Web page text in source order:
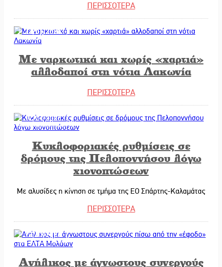
ΠΕΡΙΣΣΟΤΕΡΑ
12/01/2026
Με ναρκωτικά και χωρίς «χαρτιά»
αλλοδαποί στη νότια Λακωνία
ΠΕΡΙΣΣΟΤΕΡΑ
12/01/2026
Κυκλοφοριακές ρυθμίσεις σε
δρόμους της Πελοποννήσου λόγω
χιονοπτώσεων
Με αλυσίδες η κίνηση σε τμήμα της ΕΟ Σπάρτης-Καλαμάτας
ΠΕΡΙΣΣΟΤΕΡΑ
12/01/2026
Ανήλικος με άγνωστους συνεργούς